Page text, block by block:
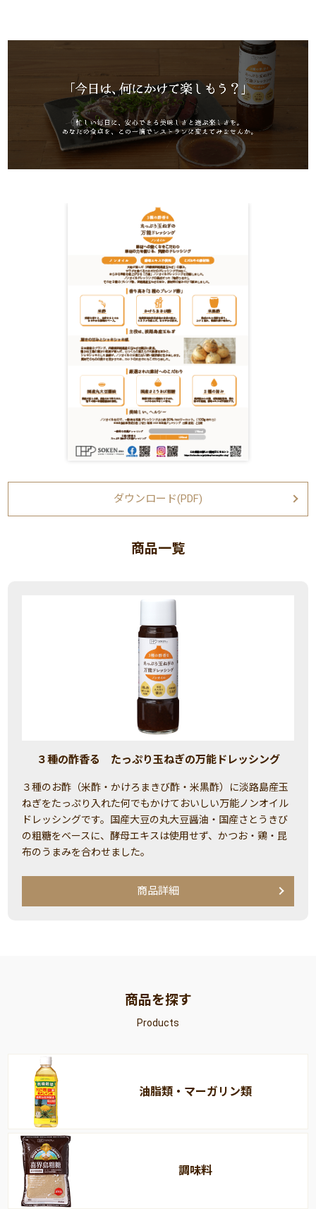
ダウンロード(PDF)
商品一覧
３種の酢香る たっぷり玉ねぎの万能ドレッシング
３種のお酢（米酢・かけろまきび酢・米黒酢）に淡路島産玉
ねぎをたっぷり入れた何でもかけておいしい万能ノンオイル
ドレッシングです。国産大豆の丸大豆醤油・国産さとうきび
の粗糖をベースに、酵母エキスは使用せず、かつお・鶏・昆
布のうまみを合わせました。
商品詳細
商品を探す
Products
油脂類・マーガリン類
調味料